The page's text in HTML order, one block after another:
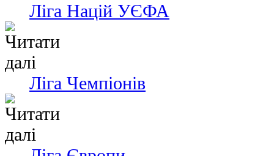
Ліга Націй УЄФА
Ліга Чемпіонів